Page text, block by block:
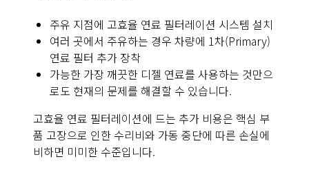
주유 지점에 고효율 연료 필터레이션 시스템 설치
여러 곳에서 주유하는 경우 차량에 1차(Primary)
연료 필터 추가 장착
가능한 가장 깨끗한 디젤 연료를 사용하는 것만으
로도 현재의 문제를 해결할 수 있습니다.
고효율 연료 필터레이션에 드는 추가 비용은 핵심 부
품 고장으로 인한 수리비와 가동 중단에 따른 손실에
비하면 미미한 수준입니다.